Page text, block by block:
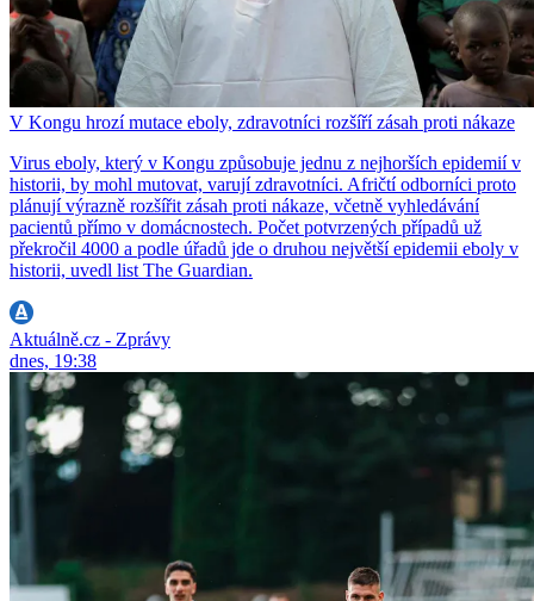
V Kongu hrozí mutace eboly, zdravotníci rozšíří zásah proti nákaze
Virus eboly, který v Kongu způsobuje jednu z nejhorších epidemií v
historii, by mohl mutovat, varují zdravotníci. Afričtí odborníci proto
plánují výrazně rozšířit zásah proti nákaze, včetně vyhledávání
pacientů přímo v domácnostech. Počet potvrzených případů už
překročil 4000 a podle úřadů jde o druhou největší epidemii eboly v
historii, uvedl list The Guardian.
Aktuálně.cz - Zprávy
dnes, 19:38